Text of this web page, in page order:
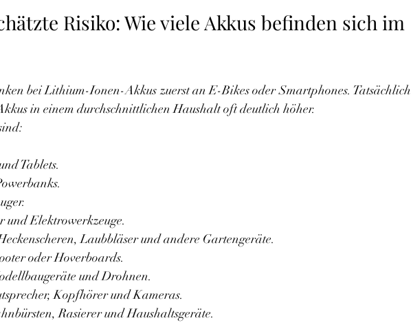
Risiko: Wie viele Akkus befinden sich im
bei Lithium-Ionen-Akkus zuerst an E-Bikes oder Smartphones. Tatsächlich
in einem durchschnittlichen Haushalt oft deutlich höher.
Tablets.
und Elektrowerkzeuge.
Laubbläser und andere Gartengeräte.
oder Hoverboards.
und Drohnen.
Kopfhörer und Kameras.
Rasierer und Haushaltsgeräte.